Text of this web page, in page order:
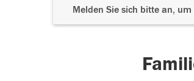
Melden Sie sich bitte an,